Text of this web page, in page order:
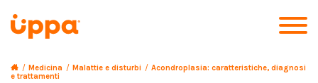
/ Medicina / Malattie e disturbi / Acondroplasia: caratteristiche, diagnosi
e trattamenti